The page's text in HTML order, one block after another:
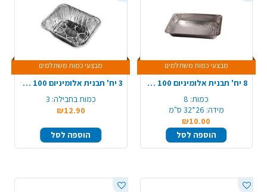
מבצעי כמות משתלמים
8 יח' תבנית אלומיניום 100 קשיח חוץ
כמות: 8
מידה: 26*32 ס"מ
₪10.00
הוספה לסל
מבצעי כמות משתלמים
3 יח' תבנית אלומיניום 100 עמוק חוץ
כמות בחבילה: 3
₪12.90
הוספה לסל